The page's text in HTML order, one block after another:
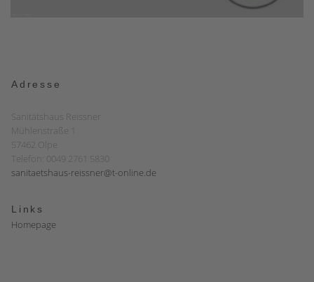
Adresse
Sanitätshaus Reissner
Mühlenstraße 1
57462 Olpe
Telefon: 0049 2761 5830
sanitaetshaus-reissner@t-online.de
Links
Homepage